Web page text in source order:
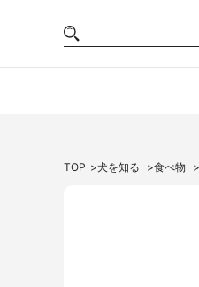
TOP 犬を知る 食べ物